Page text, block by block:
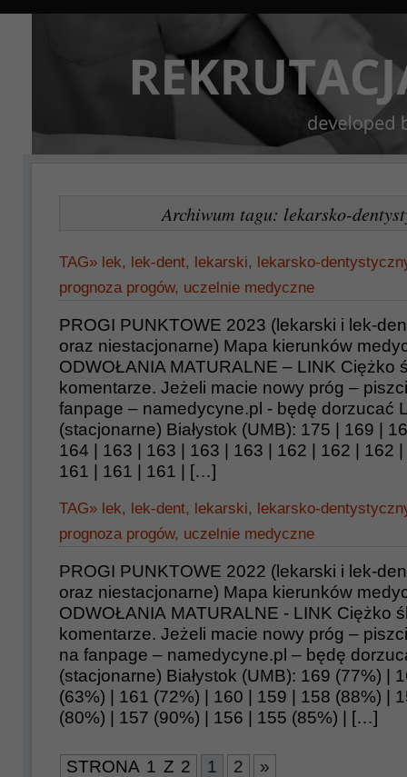
Archiwum tagu: lekarsko-
TAG» lek, lek-dent, lekarski, lekarsko-
prognoza progów, uczelnie medyczne
PROGI PUNKTOWE 2023 (lekarski i lek-
oraz niestacjonarne) Mapa kierunków
ODWOŁANIA MATURALNE – LINK Ciężko
komentarze. Jeżeli macie nowy próg –
fanpage – namedycyne.pl - będę dorzucać
(stacjonarne) Białystok (UMB): 175 | 169 |
164 | 163 | 163 | 163 | 163 | 162 | 162 | 162
161 | 161 | 161 | […]
TAG» lek, lek-dent, lekarski, lekarsko-
prognoza progów, uczelnie medyczne
PROGI PUNKTOWE 2022 (lekarski i lek-
oraz niestacjonarne) Mapa kierunków
ODWOŁANIA MATURALNE - LINK Ciężko
komentarze. Jeżeli macie nowy próg –
na fanpage – namedycyne.pl – będę
(stacjonarne) Białystok (UMB): 169 (77%) |
(63%) | 161 (72%) | 160 | 159 | 158 (88%) |
(80%) | 157 (90%) | 156 | 155 (85%) | […]
STRONA 1 Z 2 1 2 »